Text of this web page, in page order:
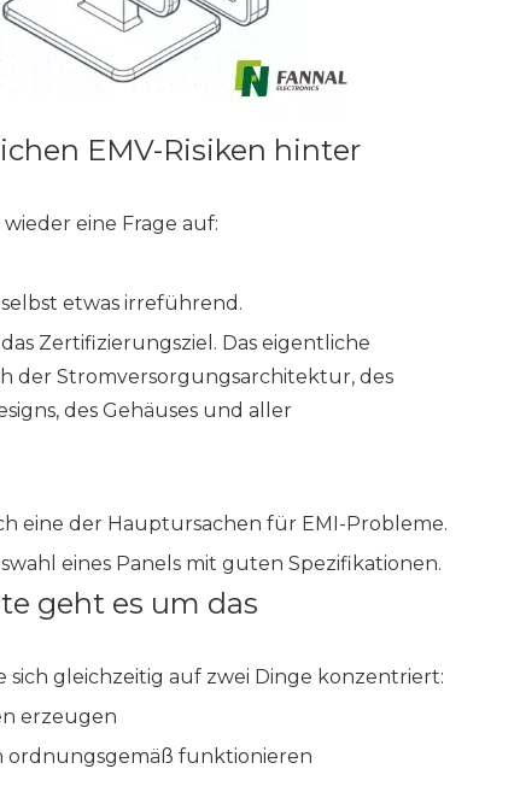
EMV-Risiken hinter
eine Frage auf:
etwas irreführend.
Zertifizierungsziel. Das eigentliche
der Stromversorgungsarchitektur, des
des Gehäuses und aller
eine der Hauptursachen für EMI-Probleme.
eines Panels mit guten Spezifikationen.
geht es um das
sich gleichzeitig auf zwei Dinge konzentriert:
erzeugen
ordnungsgemäß funktionieren